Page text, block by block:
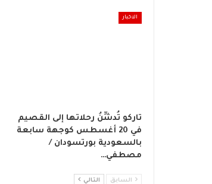
الاخبار
تاركو تُدشِّنُ رحلاتها إلى القصيم
في 20 أغسطس كوجهة سابعة
بالسعودية بورتسودان /
مصطفي…
السابق التالي